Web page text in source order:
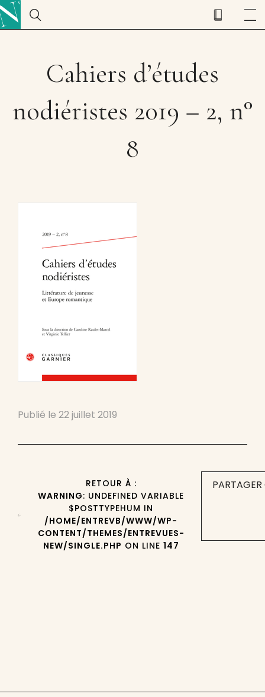
Cahiers d’études
nodiéristes 2019 – 2, n°
8
Publié le 22 juillet 2019
RETOUR À :
WARNING: UNDEFINED VARIABLE
$POSTTYPEHUM IN
/HOME/ENTREVB/WWW/WP-
CONTENT/THEMES/ENTREVUES-
NEW/SINGLE.PHP ON LINE 147